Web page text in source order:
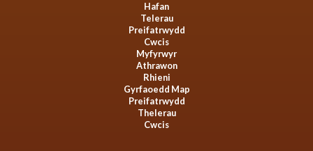
Hafan
Telerau
Preifatrwydd
Cwcis
Myfyrwyr
Athrawon
Rhieni
Gyrfaoedd Map
Preifatrwydd
Thelerau
Cwcis